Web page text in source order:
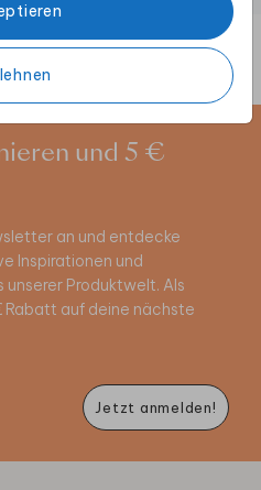
und 5 €
an und entdecke
Inspirationen und
Produktwelt. Als
Rabatt auf deine nächste
Jetzt anmelden!